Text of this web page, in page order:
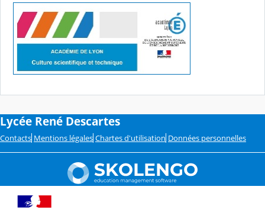
Lycée René Descartes
Contacts Mentions légales Chartes d'utilisation Données personnelles